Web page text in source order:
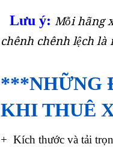
Lưu ý: Mỗi hãng
chênh chênh lệch
***NHỮNG
KHI THUÊ
+ Kích thước và tải